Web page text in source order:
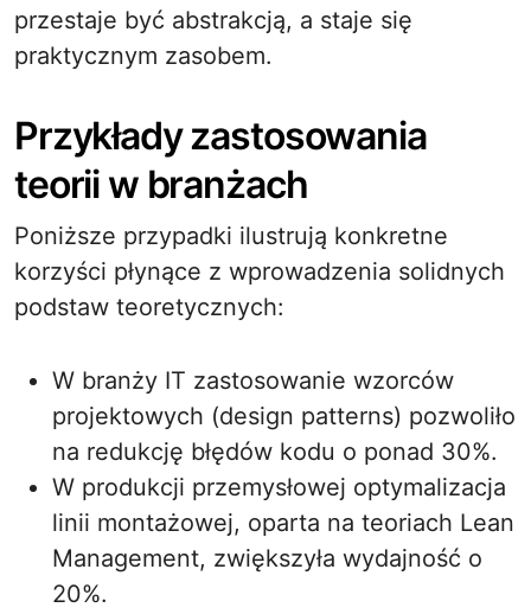
przestaje być abstrakcją, a staje się
praktycznym zasobem.
Przykłady zastosowania
teorii w branżach
Poniższe przypadki ilustrują konkretne
korzyści płynące z wprowadzenia solidnych
podstaw teoretycznych:
W branży IT zastosowanie wzorców
projektowych (design patterns) pozwoliło
na redukcję błędów kodu o ponad 30%.
W produkcji przemysłowej optymalizacja
linii montażowej, oparta na teoriach Lean
Management, zwiększyła wydajność o
20%.